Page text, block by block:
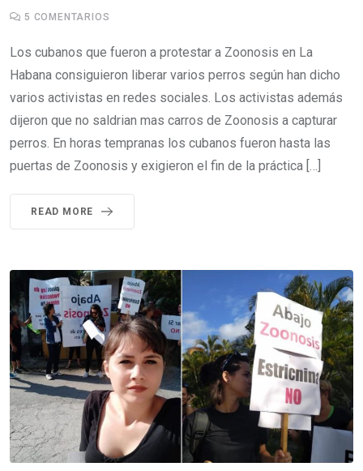
5 COMENTARIOS
Los cubanos que fueron a protestar a Zoonosis en La
Habana consiguieron liberar varios perros según han dicho
varios activistas en redes sociales. Los activistas además
dijeron que no saldrian mas carros de Zoonosis a capturar
perros. En horas tempranas los cubanos fueron hasta las
puertas de Zoonosis y exigieron el fin de la práctica […]
READ MORE